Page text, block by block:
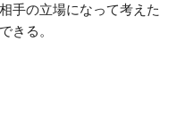
手の立場になって考えた
きる。